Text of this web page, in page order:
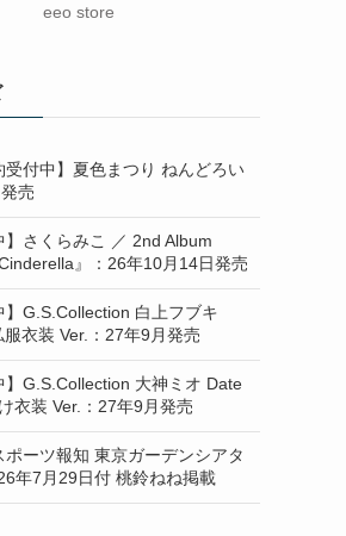
eeo store
受付中】夏色まつり ねんどろい
売
】さくらみこ ／ 2nd Album
』：26年10月14日発売
】G.S.Collection 白上フブキ
衣装 Ver.：27年9月発売
】G.S.Collection 大神ミオ Date
衣装 Ver.：27年9月発売
ポーツ報知 東京ガーデンシアタ
年7月29日付 桃鈴ねね掲載